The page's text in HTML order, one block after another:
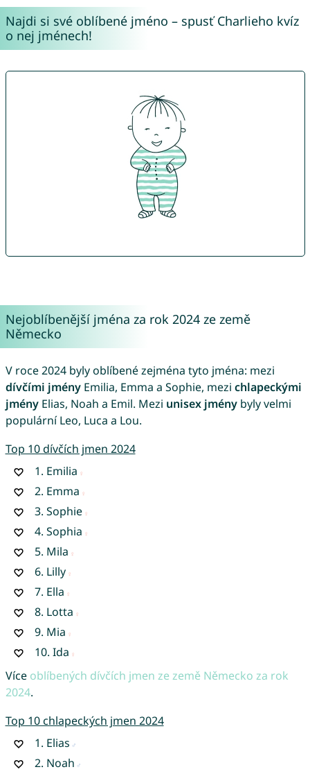
Najdi si své oblíbené jméno – spusť Charlieho kvíz
o nej jménech!
Nejoblíbenější jména za rok 2024 ze země
Německo
V roce 2024 byly oblíbené zejména tyto jména: mezi
dívčími jményEmilia, Emma a Sophie, mezi chlapeckými
jményElias, Noah a Emil. Mezi unisex jménybyly velmi
populární Leo, Luca a Lou.
Top 10 dívčích jmen 2024
1. Emilia
2. Emma
3. Sophie
4. Sophia
5. Mila
6. Lilly
7. Ella
8. Lotta
9. Mia
10. Ida
Více oblíbených dívčích jmen ze země Německo za rok
2024.
Top 10 chlapeckých jmen 2024
1. Elias
2. Noah